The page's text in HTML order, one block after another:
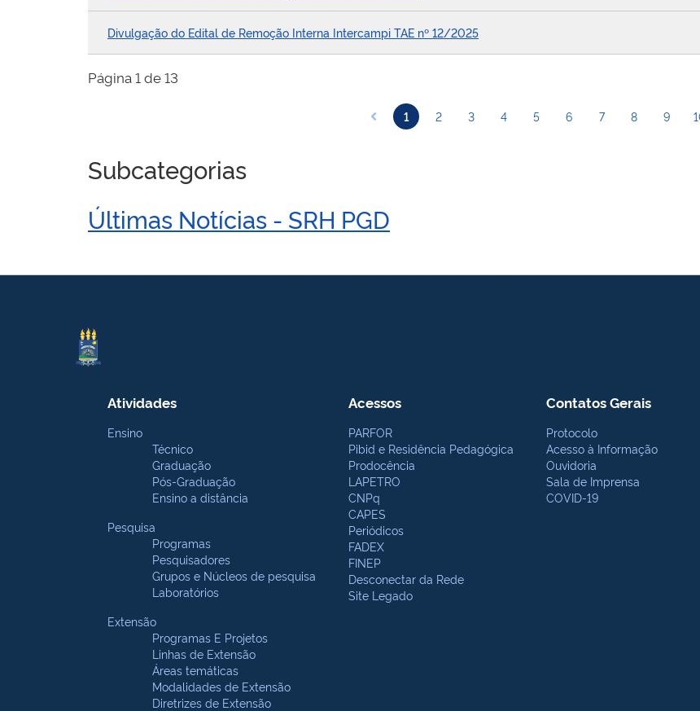
Divulgação do Edital de Remoção Interna Intercampi TAE nº 12/2025
Página 1 de 13
1 2 3 4 5 6 7 8 9
Subcategorias
Últimas Notícias - SRH PGD
Atividades
Ensino
Técnico
Graduação
Pós-Graduação
Ensino a distância
Pesquisa
Programas
Pesquisadores
Grupos e Núcleos de pesquisa
Laboratórios
Extensão
Programas E Projetos
Linhas de Extensão
Áreas temáticas
Modalidades de Extensão
Diretrizes de Extensão
Acessos
PARFOR
Pibid e Residência Pedagógica
Prodocência
LAPETRO
CNPq
CAPES
Periódicos
FADEX
FINEP
Desconectar da Rede
Site Legado
Contatos Gerais
Protocolo
Acesso à Informação
Ouvidoria
Sala de Imprensa
COVID-19